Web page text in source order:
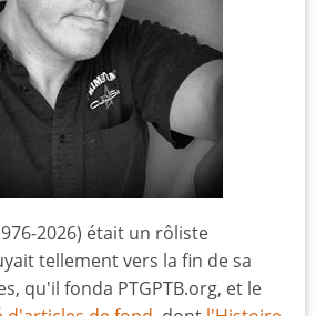
2026) était un rôliste
tellement vers la fin de sa
qu'il fonda PTGPTB.org, et le